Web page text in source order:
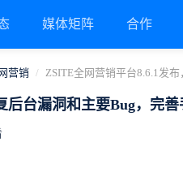
媒体矩阵 合作
营销 ZSITE全网营销平台8.6.1发
台漏洞和主要Bug，完